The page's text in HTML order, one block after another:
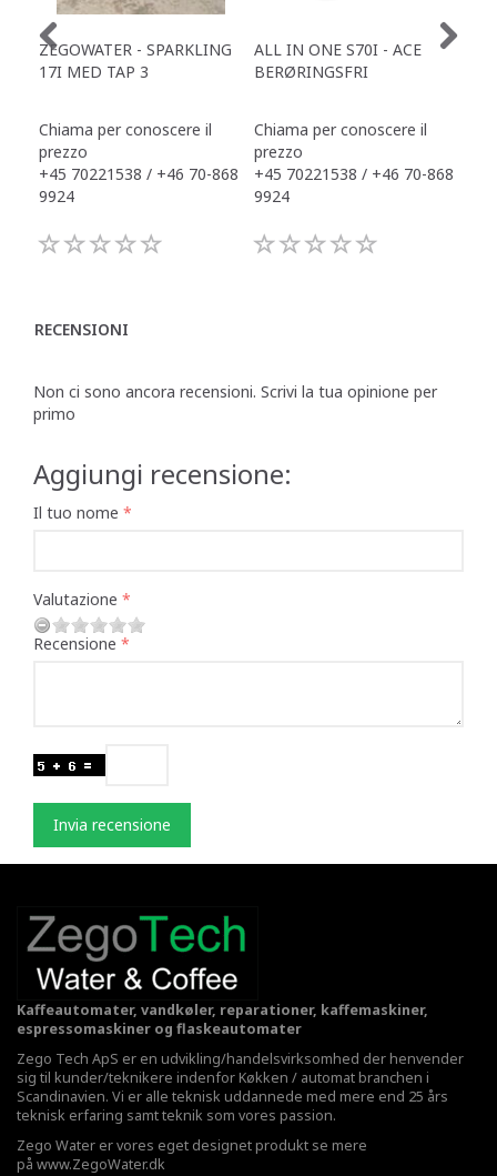
ZEGOWATER - SPARKLING
17I MED TAP 3
Chiama per conoscere il
prezzo
+45 70221538 / +46 70-868
9924
ALL IN ONE S70I - ACE
BERØRINGSFRI
Chiama per conoscere il
prezzo
+45 70221538 / +46 70-868
9924
RECENSIONI
Non ci sono ancora recensioni. Scrivi la tua opinione per
primo
Aggiungi recensione:
Il tuo nome
Valutazione
Recensione
Invia recensione
Kaffeautomater, vandkøler, reparationer, kaffemaskiner,
espressomaskiner og flaskeautomater
Zego Tech ApS er en udvikling/handelsvirksomhed der henvender
sig til kunder/teknikere indenfor Køkken / automat branchen i
Scandinavien. Vi er alle teknisk uddannede med mere end 25 års
teknisk erfaring samt teknik som vores passion.
Zego Water er vores eget designet produkt se mere
på www.ZegoWater.dk